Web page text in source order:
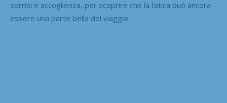
sorrisi e accoglienza, per scoprire che la fatica può ancora
essere una parte bella del viaggio.